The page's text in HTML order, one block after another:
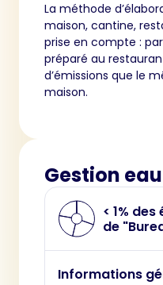
La méthode
maison, cantine,
prise en compte :
préparé au
d’émissions que le
maison.
Gestion
< 1%
de
Informations